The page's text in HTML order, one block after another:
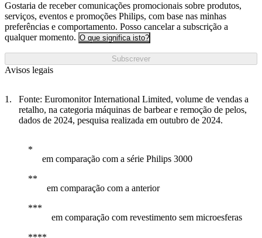
Gostaria de receber comunicações promocionais sobre produtos,
serviços, eventos e promoções Philips, com base nas minhas
preferências e comportamento. Posso cancelar a subscrição a
qualquer momento. O que significa isto?
Subscrever
Avisos legais
Fonte: Euromonitor International Limited, volume de vendas a
retalho, na categoria máquinas de barbear e remoção de pelos,
dados de 2024, pesquisa realizada em outubro de 2024.
em comparação com a série Philips 3000
em comparação com a anterior
em comparação com revestimento sem microesferas